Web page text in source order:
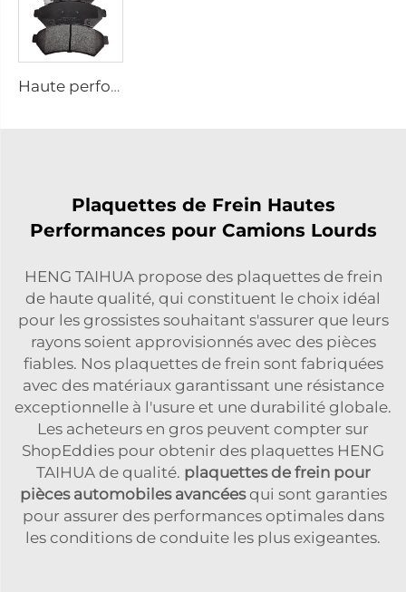
Haute performance Auto Voiture Céramique Ensemble de plaquettes de frein D1075 pour PONTIAC
Plaquettes de Frein Hautes
Performances pour Camions Lourds
HENG TAIHUA propose des plaquettes de frein
de haute qualité, qui constituent le choix idéal
pour les grossistes souhaitant s'assurer que leurs
rayons soient approvisionnés avec des pièces
fiables. Nos plaquettes de frein sont fabriquées
avec des matériaux garantissant une résistance
exceptionnelle à l'usure et une durabilité globale.
Les acheteurs en gros peuvent compter sur
ShopEddies pour obtenir des plaquettes HENG
TAIHUA de qualité. plaquettes de frein pour
pièces automobiles avancéesqui sont garanties
pour assurer des performances optimales dans
les conditions de conduite les plus exigeantes.